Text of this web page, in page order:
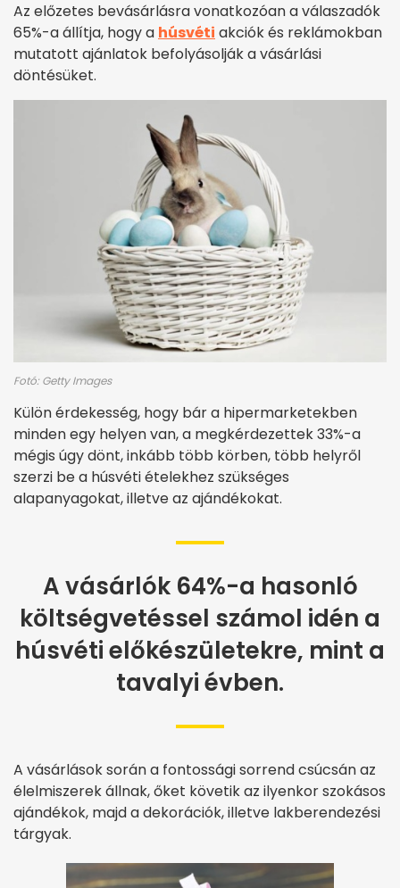
Az előzetes bevásárlásra vonatkozóan a válaszadók
65%-a állítja, hogy a húsvéti akciók és reklámokban
mutatott ajánlatok befolyásolják a vásárlási
döntésüket.
Fotó: Getty Images
Külön érdekesség, hogy bár a hipermarketekben
minden egy helyen van, a megkérdezettek 33%-a
mégis úgy dönt, inkább több körben, több helyről
szerzi be a húsvéti ételekhez szükséges
alapanyagokat, illetve az ajándékokat.
A vásárlók 64%-a hasonló
költségvetéssel számol idén a
húsvéti előkészületekre, mint a
tavalyi évben.
A vásárlások során a fontossági sorrend csúcsán az
élelmiszerek állnak, őket követik az ilyenkor szokásos
ajándékok, majd a dekorációk, illetve lakberendezési
tárgyak.